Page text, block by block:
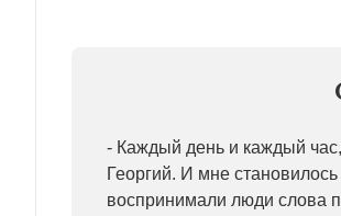
- Каждый день и каждый
Георгий. И мне
воспринимали люди слова